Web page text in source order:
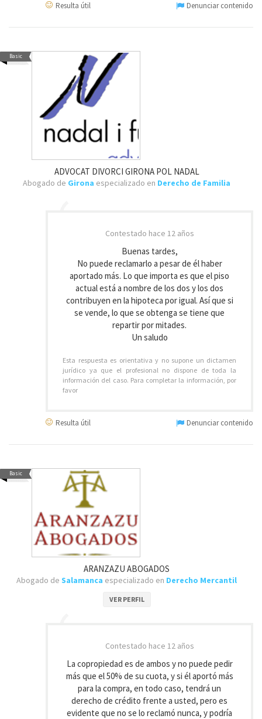
Resulta útil Denunciar contenido
Basic
ADVOCAT DIVORCI GIRONA POL NADAL
Abogado de Girona especializado en Derecho de Familia
Contestado hace 12 años
Buenas tardes,
No puede reclamarlo a pesar de él haber
aportado más. Lo que importa es que el piso
actual está a nombre de los dos y los dos
contribuyen en la hipoteca por igual. Así que si
se vende, lo que se obtenga se tiene que
repartir por mitades.
Un saludo
Esta respuesta es orientativa y no supone un dictamen
jurídico ya que el profesional no dispone de toda la
información del caso. Para completar la información, por
favor
Resulta útil Denunciar contenido
Basic
ARANZAZU ABOGADOS
Abogado de Salamanca especializado en Derecho Mercantil
VER PERFIL
Contestado hace 12 años
La copropiedad es de ambos y no puede pedir
más que el 50% de su cuota, y si él aportó más
para la compra, en todo caso, tendrá un
derecho de crédito frente a usted, pero es
evidente que no se lo reclamó nunca, y podría